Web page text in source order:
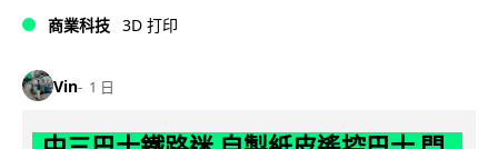
商業科技 3D 打印
Vin 1 日